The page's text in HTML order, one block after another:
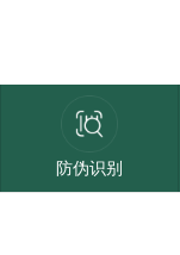
防伪识别